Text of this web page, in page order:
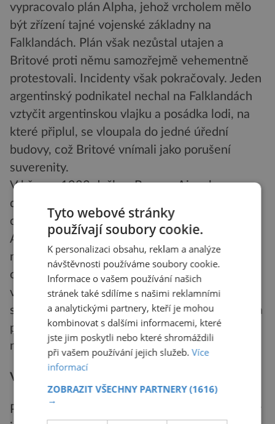
vypracovalo plán Alpha, jehož vrcholem mělo
být zřízení tajné vojenské základny na
Falklandách. Plán však nezůstal utajen a
Britové proti němu samozřejmě vehementně
protestovali. Incidenty však pokračovaly. Jeden
argentinský podnikatel nechal na Falklandách
vztyčit argentinskou vlajku a posádka lodi, na
které připlul, se vloupala do jedné úřední
budovy, což Britové vnímali jako porušení
suverenity.
V březnu 1982 došlo v Buenos Aires k
definitivnímu rozhodnutí. Junta se rozhodla
celou situaci vyhrotit na nejvyšší míru.
Argentinský tisk byl v té době plný
nacionalistických vášní, což se přeneslo i na
obyvatelstvo. Juntě trik alespoň pro tuto chvíli
vyšel, lidé zapomněli na ekonomické obtíže a
semkli se za jinak ne příliš milovanou vládou. Ta
počítala s tím, že Britům nezbude nic jiného,
než se se ztrátou Falkland smířit.
Vcelku snadné dobytí
Poté přešla Argentina od slov k činům. Přípravy
Tyto webové stránky
používají soubory cookie.
K personalizaci obsahu, reklam a analýze
návštěvnosti používáme soubory cookie.
Informace o vašem používání našich
stránek také sdílíme s našimi reklamními
a analytickými partnery, kteří je mohou
kombinovat s dalšími informacemi, které
jste jim poskytli nebo které shromáždili
při vašem používání jejich služeb.Více
informací
ZOBRAZIT VŠECHNY PARTNERY(1616)
→